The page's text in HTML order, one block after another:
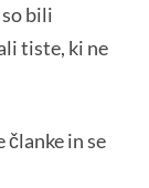
bili
tiste, ki ne
in se